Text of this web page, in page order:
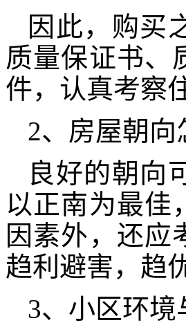
因此，购买
质量保证书、
件，认真考察
2、房屋朝向
良好的朝向
以正南为最佳
因素外，还应
趋利避害，趋
3、小区环